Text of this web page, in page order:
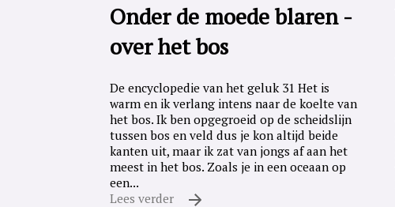
Onder de moede blaren -
over het bos
De encyclopedie van het geluk 31 Het is
warm en ik verlang intens naar de koelte van
het bos. Ik ben opgegroeid op de scheidslijn
tussen bos en veld dus je kon altijd beide
kanten uit, maar ik zat van jongs af aan het
meest in het bos. Zoals je in een oceaan op
een...
Lees verder